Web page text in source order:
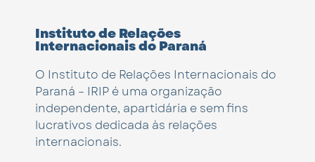
Instituto de Relações
Internacionais do Paraná
O Instituto de Relações Internacionais do
Paraná – IRIP é uma organização
independente, apartidária e sem fins
lucrativos dedicada às relações
internacionais.